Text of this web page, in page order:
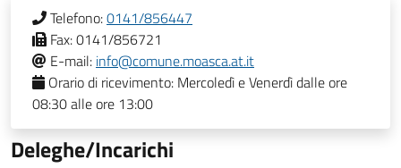
Telefono:0141/856447
Fax:0141/856721
E-mail: info@comune.moasca.at.it
Orario di ricevimento: Mercoledì e Venerdì dalle ore
08:30 alle ore 13:00
Deleghe/Incarichi